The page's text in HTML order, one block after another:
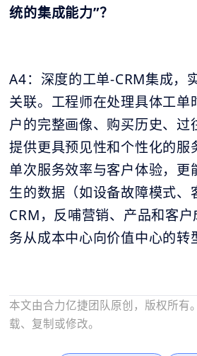
统的集成能力”？
A4：深度的工单-CRM集成，
关联。工程师在处理具体工单
户的完整画像、购买历史、过
提供更具预见性和个性化的服
单次服务效率与客户体验，更
生的数据（如设备故障模式、
CRM，反哺营销、产品和客
务从成本中心向价值中心的转
本文由合力亿捷团队原创，版权所有
载、复制或修改。